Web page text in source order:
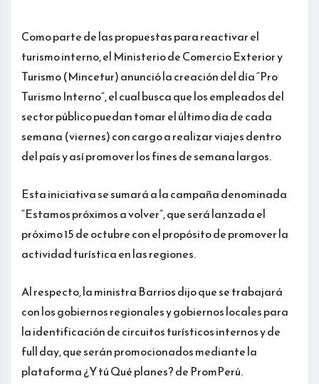
Como parte de las propuestas para reactivar el
turismo interno, el Ministerio de Comercio Exterior y
Turismo (Mincetur) anunció la creación del día “Pro
Turismo Interno”, el cual busca que los empleados del
sector público puedan tomar el último día de cada
semana (viernes) con cargo a realizar viajes dentro
del país y así promover los fines de semana largos.
Esta iniciativa se sumará a la campaña denominada
“Estamos próximos a volver”, que será lanzada el
próximo 15 de octubre con el propósito de promover la
actividad turística en las regiones.
Al respecto, la ministra Barrios dijo que se trabajará
con los gobiernos regionales y gobiernos locales para
la identificación de circuitos turísticos internos y de
full day, que serán promocionados mediante la
plataforma ¿Y tú Qué planes? de PromPerú.